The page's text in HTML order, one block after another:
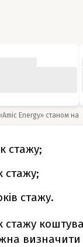
Energy» станом на
стажу;
стажу;
стажу.
стажу
визначити